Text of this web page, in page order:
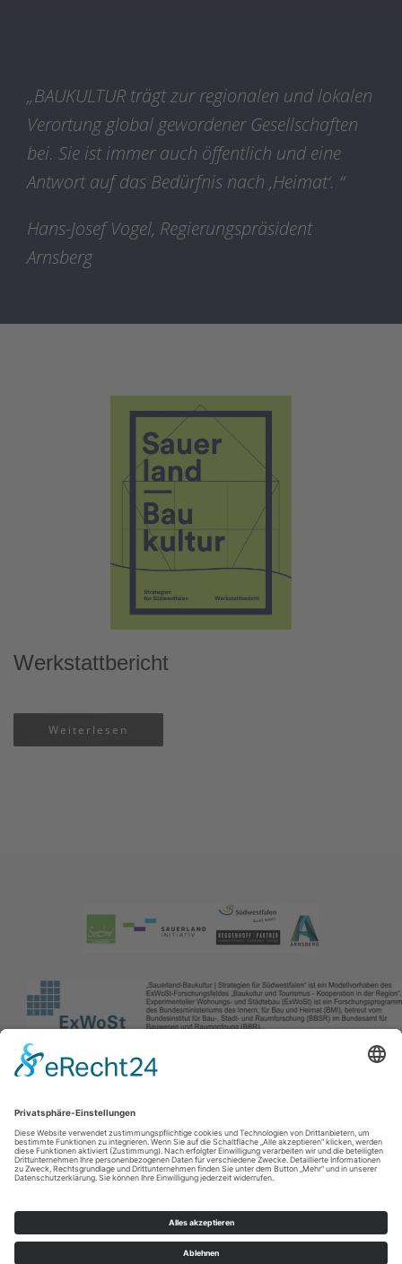
„BAUKULTUR trägt zur regionalen und lokalen
Verortung global gewordener Gesellschaften
bei. Sie ist immer auch öffentlich und eine
Antwort auf das Bedürfnis nach ‚Heimat‘. “
Hans-Josef Vogel, Regierungspräsident
Arnsberg
Werkstattbericht
Weiterlesen
Impressum|Kontakt|Datenschutz
E: info@sauerland-baukultur.de